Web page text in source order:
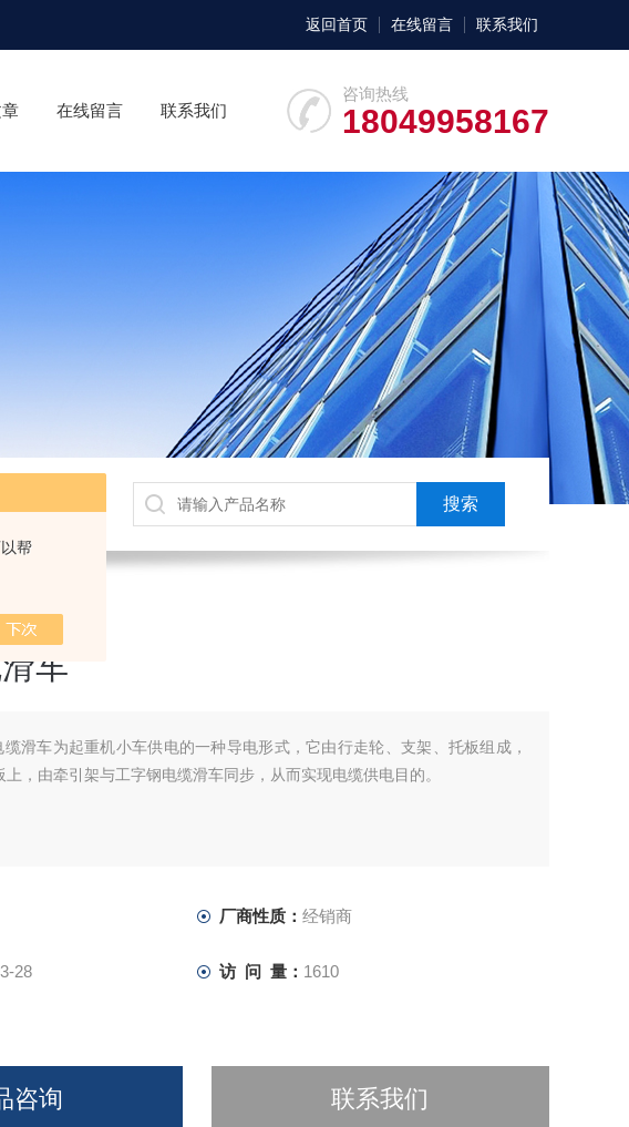
帮
返回首页 在线留言 联系我们
咨询热线
18049958167
在线留言 联系我们
车
缆滑车为起重机小车供电的一种导电形式，它由行走轮、支架、托板组成，
，由牵引架与工字钢电缆滑车同步，从而实现电缆供电目的。
厂商性质： 经销商
28 访 问 量： 1610
咨询 联系我们